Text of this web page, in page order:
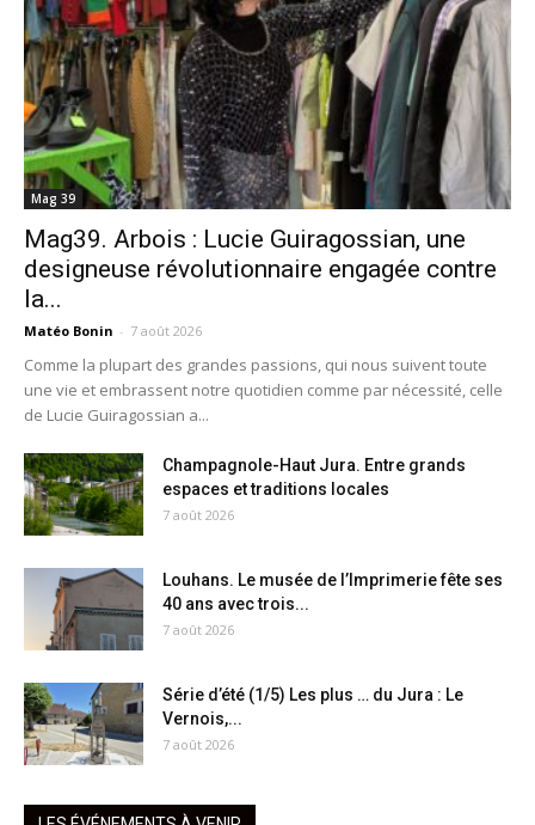
Mag 39
Mag39. Arbois : Lucie Guiragossian, une
designeuse révolutionnaire engagée contre
la...
Matéo Bonin - 7 août 2026
Comme la plupart des grandes passions, qui nous suivent toute
une vie et embrassent notre quotidien comme par nécessité, celle
de Lucie Guiragossian a...
Champagnole-Haut Jura. Entre grands
espaces et traditions locales
7 août 2026
Louhans. Le musée de l’Imprimerie fête ses
40 ans avec trois...
7 août 2026
Série d’été (1/5) Les plus … du Jura : Le
Vernois,...
7 août 2026